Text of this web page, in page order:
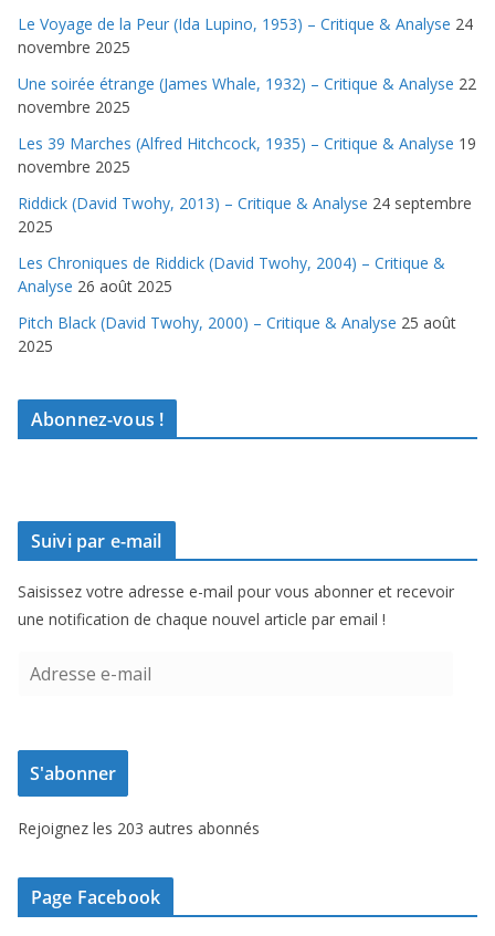
Le Voyage de la Peur (Ida Lupino, 1953) – Critique & Analyse 24
novembre 2025
Une soirée étrange (James Whale, 1932) – Critique & Analyse 22
novembre 2025
Les 39 Marches (Alfred Hitchcock, 1935) – Critique & Analyse 19
novembre 2025
Riddick (David Twohy, 2013) – Critique & Analyse 24 septembre
2025
Les Chroniques de Riddick (David Twohy, 2004) – Critique &
Analyse 26 août 2025
Pitch Black (David Twohy, 2000) – Critique & Analyse 25 août
2025
Abonnez-vous !
Suivi par e-mail
Saisissez votre adresse e-mail pour vous abonner et recevoir
une notification de chaque nouvel article par email !
e
s
e
-
m
S'abonner
Rejoignez les 203 autres abonnés
Page Facebook